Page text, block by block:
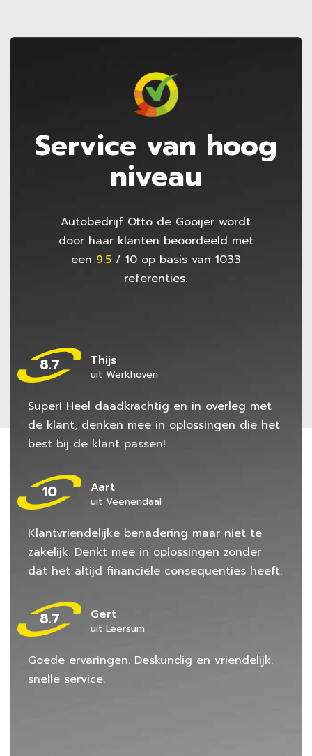
Service van hoog
niveau
Autobedrijf Otto de Gooijer wordt
door haar klanten beoordeeld met
een 9.5/ 10op basis van 1033
referenties.
8.7 Thijs
uit Werkhoven
Super! Heel daadkrachtig en in overleg met
de klant, denken mee in oplossingen die het
best bij de klant passen!
10 Aart
uit Veenendaal
Klantvriendelijke benadering maar niet te
zakelijk. Denkt mee in oplossingen zonder
dat het altijd financiële consequenties heeft.
8.7 Gert
uit Leersum
Goede ervaringen. Deskundig en vriendelijk.
snelle service.